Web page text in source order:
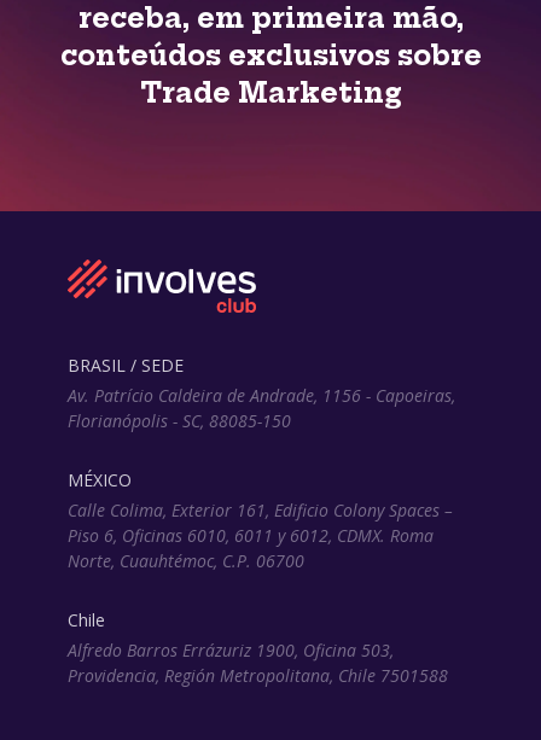
receba, em primeira mão,
conteúdos exclusivos sobre
Trade Marketing
BRASIL / SEDE
Av. Patrício Caldeira de Andrade, 1156 - Capoeiras,
Florianópolis - SC, 88085-150
MÉXICO
Calle Colima, Exterior 161, Edificio Colony Spaces –
Piso 6, Oficinas 6010, 6011 y 6012, CDMX. Roma
Norte, Cuauhtémoc, C.P. 06700
Chile
Alfredo Barros Errázuriz 1900, Oficina 503,
Providencia, Región Metropolitana, Chile 7501588